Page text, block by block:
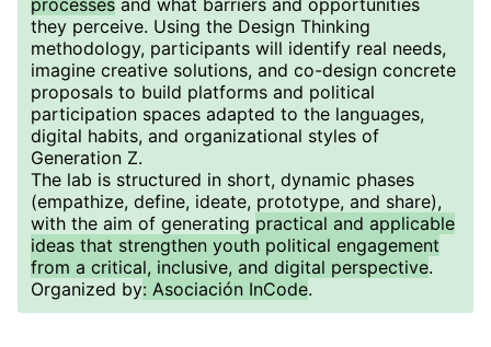
processes and what barriers and opportunities
they perceive. Using the Design Thinking
methodology, participants will identify real needs,
imagine creative solutions, and co-design concrete
proposals to build platforms and political
participation spaces adapted to the languages,
digital habits, and organizational styles of
Generation Z.
The lab is structured in short, dynamic phases
(empathize, define, ideate, prototype, and share),
with the aim of generating practical and applicable
ideas that strengthen youth political engagement
from a critical, inclusive, and digital perspective.
Organized by: Asociación InCode.